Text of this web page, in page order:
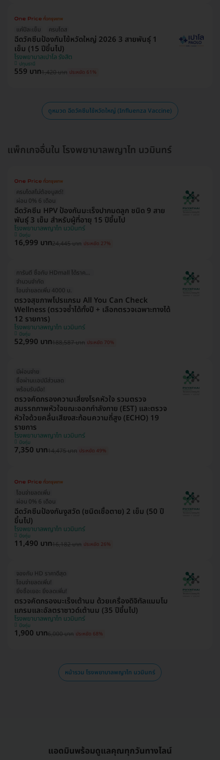
แค่ปีละเข็ม ครบโดส
ฉีดวัคซีนป้องกันไข้หวัดใหญ่ 2026 3 สายพันธุ์ 1
เข็ม (15 ปีขึ้นไป)
โรงพยาบาลเปาโล รังสิต
ปทุมธานี
559 บาท1,420 บาท ประหยัด 61%
ดูหมวด ฉีดวัคซีนไข้หวัดใหญ่ (Influenza Vaccine)
แพ็กเกจอื่นใน โรงพยาบาลพญาไท นวมินทร์
ครบโดสไม่ต้องบูสต์!
ผ่อน 0% 6 เดือน
ฉีดวัคซีน HPV ป้องกันมะเร็งปากมดลูก ชนิด 9 สาย
พันธุ์ 3 เข็ม สำหรับผู้ที่อายุ 15 ปีขึ้นไป
โรงพยาบาลพญาไท นวมินทร์
บึงกุ่ม
16,999 บาท24,445 บาท ประหยัด 27%
การันตี ซื้อกับ HDmall ได้ราคาดีที่สุด
จำนวนจำกัด
โอนจ่ายลดเพิ่ม 4000 บ.
ตรวจสุขภาพโปรแกรม All You Can Check
Wellness (ตรวจซ้ำได้ทั้งปี + เลือกตรวจเฉพาะทางได้
12 รายการ)
โรงพยาบาลพญาไท นวมินทร์
บึงกุ่ม
52,990 บาท188,587 บาท ประหยัด 70%
มีผ่อนจ่าย
ซื้อผ่านเเอปมีส่วนลด
พร้อมรับมือ!
ตรวจคัดกรองความเสี่ยงโรคหัวใจ รวมตรวจ
สมรรถภาพหัวใจขณะออกกำลังกาย (EST) และตรวจ
หัวใจด้วยคลื่นเสียงสะท้อนความถี่สูง (ECHO) 19
รายการ
โรงพยาบาลพญาไท นวมินทร์
บึงกุ่ม
7,350 บาท14,475 บาท ประหยัด 49%
โอนจ่ายลดเพิ่ม
ผ่อน 0% 6 เดือน
ฉีดวัคซีนป้องกันงูสวัด (ชนิดเชื้อตาย) 2 เข็ม (50 ปี
ขึ้นไป)
โรงพยาบาลพญาไท นวมินทร์
บึงกุ่ม
11,490 บาท16,182 บาท ประหยัด 26%
จองกับ HD ราคาดีสุด
โอนจ่ายลดเพิ่ม!
ยิ่งซื้อเยอะ ยิ่งลดเพิ่ม!
ตรวจคัดกรองมะเร็งเต้านม ด้วยเครื่องดิจิทัลแมมโม
แกรมและอัลตราซาวด์เต้านม (35 ปีขึ้นไป)
โรงพยาบาลพญาไท นวมินทร์
บึงกุ่ม
1,900 บาท6,000 บาท ประหยัด 68%
หน้ารวม โรงพยาบาลพญาไท นวมินทร์
แอดมินพร้อมดูแลคุณทุกวันทางไลน์